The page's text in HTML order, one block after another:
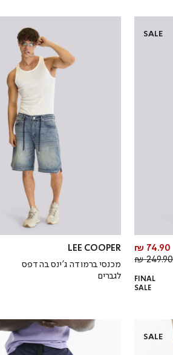
SALE
מחיר
מוצר
74.90 ₪
מחיר
249.90 ₪
FINAL
SALE
LEE COOPER
מכנסי ברמודה ג’ינס בהדפס
לגברים
SALE